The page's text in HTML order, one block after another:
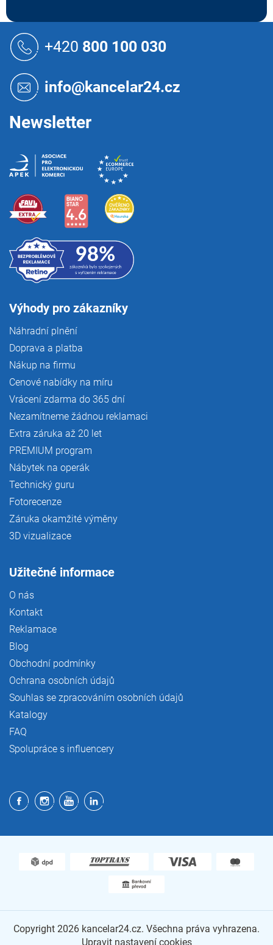
+420 800 100 030
info@kancelar24.cz
Newsletter
Výhody pro zákazníky
Náhradní plnění
Doprava a platba
Nákup na firmu
Cenové nabídky na míru
Vrácení zdarma do 365 dní
Nezamítneme žádnou reklamaci
Extra záruka až 20 let
PREMIUM program
Nábytek na operák
Technický guru
Fotorecenze
Záruka okamžité výměny
3D vizualizace
Užitečné informace
O nás
Kontakt
Reklamace
Blog
Obchodní podmínky
Ochrana osobních údajů
Souhlas se zpracováním osobních údajů
Katalogy
FAQ
Spolupráce s influencery
Copyright 2026 kancelar24.cz. Všechna práva vyhrazena.
Upravit nastavení cookies